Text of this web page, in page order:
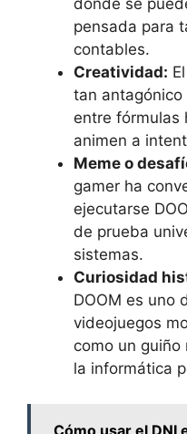
dónde se
pensada para
contables.
Creatividad:
tan antagónico
entre fórmulas
animen a
Meme o
gamer ha
ejecutarse
de prueba
sistemas.
Curiosidad
DOOM es uno
videojuegos
como un guiño
la informática
Cómo usar el DNI